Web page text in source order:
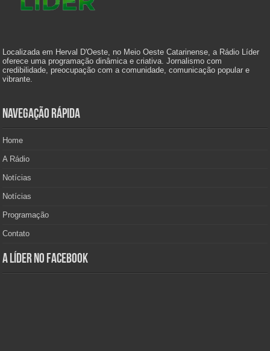
Localizada em Herval D'Oeste, no Meio Oeste Catarinense, a Rádio Líder
oferece uma programação dinâmica e criativa. Jornalismo com
credibilidade, preocupação com a comunidade, comunicação popular e
vibrante.
Navegação Rápida
Home
A Rádio
Notícias
Notícias
Programação
Contato
A Líder no Facebook